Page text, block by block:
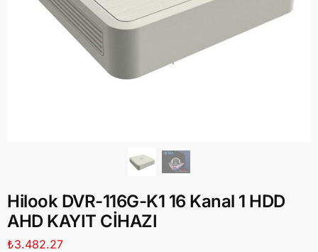
Hilook DVR-116G-K1 16 Kanal 1 HDD
AHD KAYIT CİHAZI
₺3.482.27